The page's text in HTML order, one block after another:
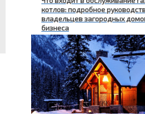
котлов: подробное
владельцев загородных
бизнеса